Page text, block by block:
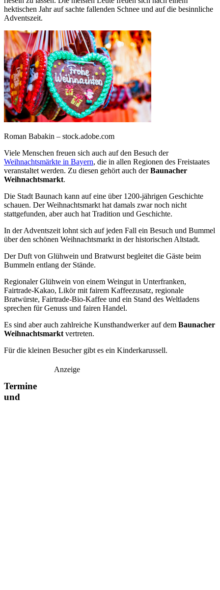
hektischen Jahr auf sachte fallenden Schnee und auf die besinnliche
Adventszeit.
Roman Babakin – stock.adobe.com
Viele Menschen freuen sich auch auf den Besuch der
Weihnachtsmärkte in Bayern, die in allen Regionen des Freistaates
veranstaltet werden. Zu diesen gehört auch derBaunacher
Weihnachtsmarkt.
Die Stadt Baunach kann auf eine über 1200-jährigen Geschichte
schauen. Der Weihnachtsmarkt hat damals zwar noch nicht
stattgefunden, aber auch hat Tradition und Geschichte.
In der Adventszeit lohnt sich auf jeden Fall ein Besuch und Bummel
über den schönen Weihnachtsmarkt in der historischen Altstadt.
Der Duft von Glühwein und Bratwurst begleitet die Gäste beim
Bummeln entlang der Stände.
Regionaler Glühwein von einem Weingut in Unterfranken,
Fairtrade-Kakao, Likör mit fairem Kaffeezusatz, regionale
Bratwürste, Fairtrade-Bio-Kaffee und ein Stand des Weltladens
sprechen für Genuss und fairen Handel.
Es sind aber auch zahlreiche Kunsthandwerker auf dem Baunacher
Weihnachtsmarkt vertreten.
Für die kleinen Besucher gibt es ein Kinderkarussell.
Anzeige
Termine
und